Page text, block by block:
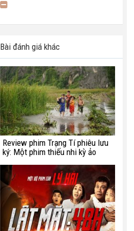
Bài đánh giá khác
Review phim Trạng Tí phiêu lưu
ký: Một phim thiếu nhi kỳ ảo